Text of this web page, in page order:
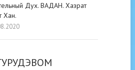
Дух. ВАДАН. Хазрат
Хан.